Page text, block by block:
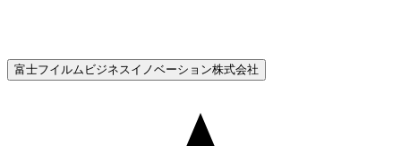
富士フイルムビジネスイノベーション株式会社